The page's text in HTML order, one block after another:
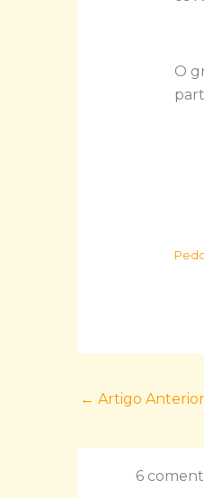
O
← Artigo Anterior
6